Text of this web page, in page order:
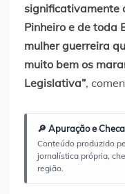
significativamente
Pinheiro e de toda
mulher guerreira
muito bem os
Legislativa”,
🔎 Apuração e
Conteúdo produzido
jornalística própria,
região.